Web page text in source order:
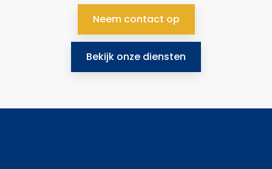
Neem contact op
Bekijk onze diensten